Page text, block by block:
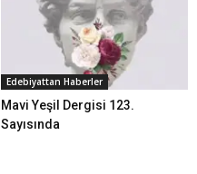
Edebiyattan Haberler
Mavi Yeşil Dergisi 123.
Sayısında